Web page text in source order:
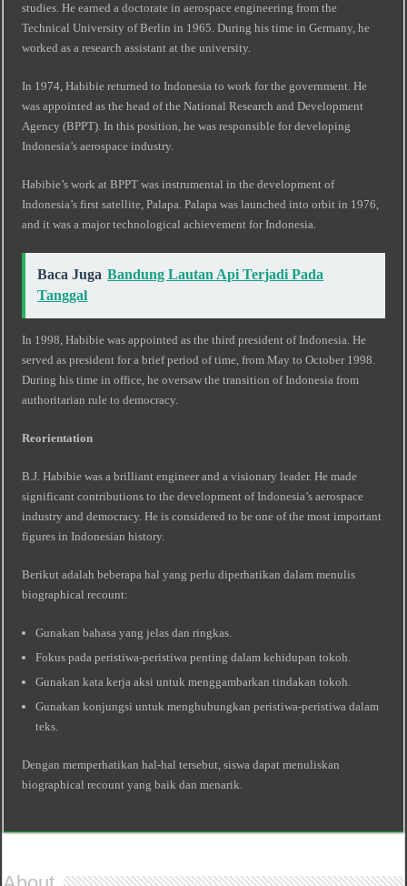
studies. He earned a doctorate in aerospace engineering from the
Technical University of Berlin in 1965. During his time in Germany, he
worked as a research assistant at the university.
In 1974, Habibie returned to Indonesia to work for the government. He
was appointed as the head of the National Research and Development
Agency (BPPT). In this position, he was responsible for developing
Indonesia’s aerospace industry.
Habibie’s work at BPPT was instrumental in the development of
Indonesia’s first satellite, Palapa. Palapa was launched into orbit in 1976,
and it was a major technological achievement for Indonesia.
Baca Juga Bandung Lautan Api Terjadi Pada
Tanggal
In 1998, Habibie was appointed as the third president of Indonesia. He
served as president for a brief period of time, from May to October 1998.
During his time in office, he oversaw the transition of Indonesia from
authoritarian rule to democracy.
Reorientation
B.J. Habibie was a brilliant engineer and a visionary leader. He made
significant contributions to the development of Indonesia’s aerospace
industry and democracy. He is considered to be one of the most important
figures in Indonesian history.
Berikut adalah beberapa hal yang perlu diperhatikan dalam menulis
biographical recount:
Gunakan bahasa yang jelas dan ringkas.
Fokus pada peristiwa-peristiwa penting dalam kehidupan tokoh.
Gunakan kata kerja aksi untuk menggambarkan tindakan tokoh.
Gunakan konjungsi untuk menghubungkan peristiwa-peristiwa dalam
teks.
Dengan memperhatikan hal-hal tersebut, siswa dapat menuliskan
biographical recount yang baik dan menarik.